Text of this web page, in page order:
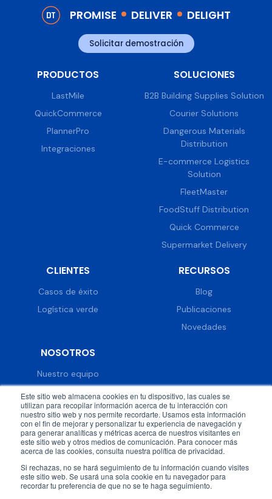
Este sitio web almacena cookies en tu dispositivo, las cuales se
utilizan para recopilar información acerca de tu interacción con
nuestro sitio web y nos permite recordarte. Usamos esta información
con el fin de mejorar y personalizar tu experiencia de navegación y
para generar analíticas y métricas acerca de nuestros visitantes en
este sitio web y otros medios de comunicación. Para conocer más
acerca de las cookies, consulta nuestra política de privacidad.
Si rechazas, no se hará seguimiento de tu información cuando visites
este sitio web. Se usará una sola cookie en tu navegador para
recordar tu preferencia de que no se te haga seguimiento.
PROMISE DELIVER DELIGHT
Solicitar demostración
PRODUCTOS
LastMile
QuickCommerce
PlannerPro
Integraciones
SOLUCIONES
B2B Building Supplies Solution
Courier Solutions
Dangerous Materials
Distribution
E-commerce Logistics
Solution
FleetMaster
FoodStuff Distribution
Quick Commerce
Supermarket Delivery
CLIENTES
Casos de éxito
Logística verde
RECURSOS
Blog
Publicaciones
Novedades
NOSOTROS
Nuestro equipo
Prensa
Eventos
© 2026 DispatchTrack all rights reserved. Política de